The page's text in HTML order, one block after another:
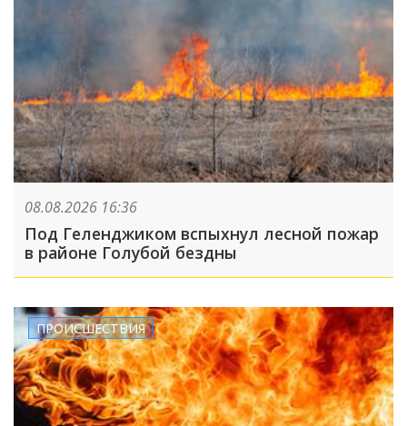
08.08.2026 16:36
Под Геленджиком вспыхнул лесной пожар
в районе Голубой бездны
ПРОИСШЕСТВИЯ